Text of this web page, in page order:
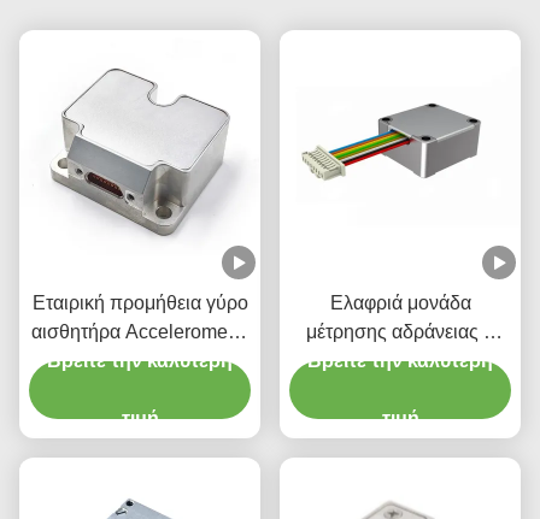
Εταιρική προμήθεια γύρο
αισθητήρα Accelerometer
Stim300 IMU
Βρείτε την καλύτερη
τιμή
Ελαφριά μονάδα
μέτρησης αδράνειας 6
αξόνων Γυροσκόπιο
Βρείτε την καλύτερη
τιμή